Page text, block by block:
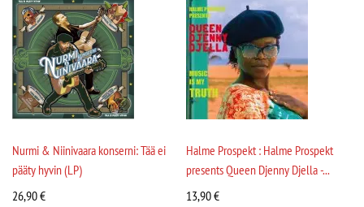
Nurmi & Niinivaara konserni: Tää ei
pääty hyvin (LP)
26,90€
Halme Prospekt : Halme Prospekt
presents Queen Djenny Djella -...
13,90€